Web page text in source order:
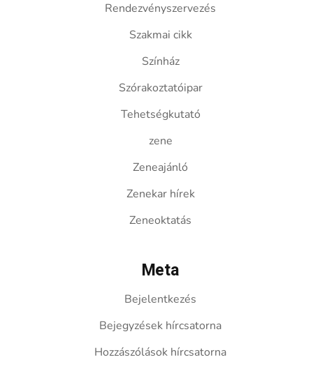
Rendezvényszervezés
Szakmai cikk
Színház
Szórakoztatóipar
Tehetségkutató
zene
Zeneajánló
Zenekar hírek
Zeneoktatás
Meta
Bejelentkezés
Bejegyzések hírcsatorna
Hozzászólások hírcsatorna